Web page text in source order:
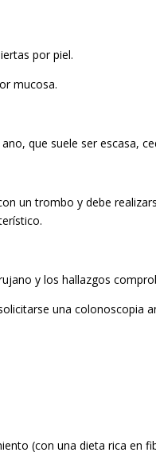
por piel.
mucosa.
que suele ser escasa,
un trombo y debe
y los hallazgos
una colonoscopia
(con una dieta rica en